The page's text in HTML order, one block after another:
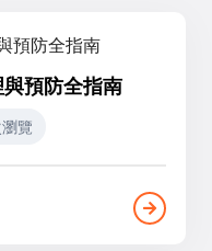
預防全指南
覽